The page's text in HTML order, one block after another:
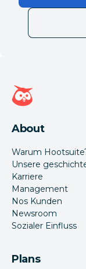
Hootsuite
About
Warum
Unsere
Karriere
Management
Nos Kunden
Newsroom
Sozialer Einfluss
Plans